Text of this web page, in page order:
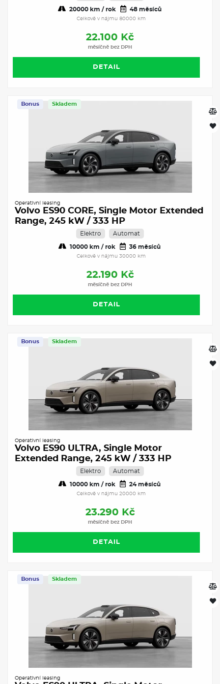
20000 km / rok 48 měsíců
Celkově v nájmu 80000 km
22.100 Kč
měsíčně bez DPH
DETAIL
Skladem
Bonus
Operativní leasing
Volvo ES90 CORE, Single Motor Extended
Range, 245 kW / 333 HP
Elektro Automat
10000 km / rok 36 měsíců
Celkově v nájmu 30000 km
22.190 Kč
měsíčně bez DPH
DETAIL
Skladem
Bonus
Operativní leasing
Volvo ES90 ULTRA, Single Motor
Extended Range, 245 kW / 333 HP
Elektro Automat
10000 km / rok 24 měsíců
Celkově v nájmu 20000 km
23.290 Kč
měsíčně bez DPH
DETAIL
Skladem
Bonus
Operativní leasing